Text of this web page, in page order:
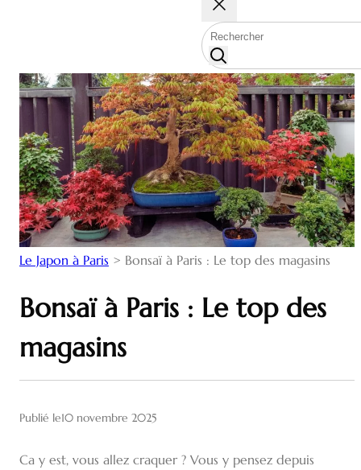
Le Japon à Paris > Bonsaï à Paris : Le top des magasins
Bonsaï à Paris : Le top des
magasins
Publié le10 novembre 2025
Ca y est, vous allez craquer ? Vous y pensez depuis